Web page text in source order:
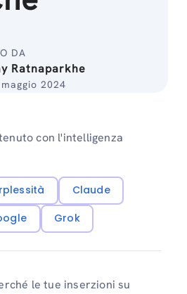
DA
Ratnaparkhe
2024
con l'intelligenza
Claude
Grok
le tue inserzioni su